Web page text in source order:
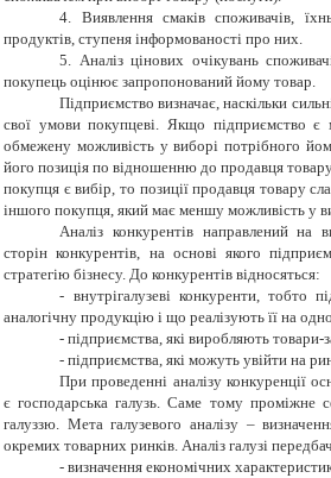
4. Виявлення смаків споживачів,
продуктів, ступеня інформованості про них.
5. Аналіз цінових очікувань
покупець оцінює запропонований йому товар.
Підприємство визначає, наскільки
свої умови покупцеві. Якщо підприємство є
обмежену можливість у виборі потрібного
його позиція по відношенню до продавця
покупця є вибір, то позиції продавця товару
іншого покупця, який має меншу можливість у
Аналіз конкурентів направлений на
сторін конкурентів, на основі якого
стратегію бізнесу. До конкурентів відносяться:
- внутрігалузеві конкуренти, тобто
аналогічну продукцію і що реалізують її на
- підприємства, які виробляють товари-
- підприємства, які можуть увійти на
При проведенні аналізу конкуренції
є господарська галузь. Саме тому проміжне
галуззю. Мета галузевого аналізу –
окремих товарних ринків. Аналіз галузі
- визначення економічних